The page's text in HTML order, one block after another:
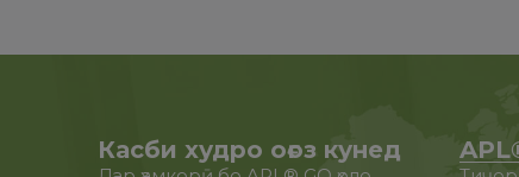
Касби худро оғоз кунед